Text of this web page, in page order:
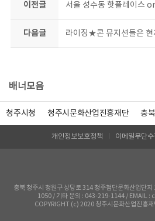
이전글
다음글 라이징★콘 뮤지션들은 현
배너모음
청주시청 청주시문화산업진흥재단 충
개인정보보호정책 이메일무단
충북 청주시 청원구 상당로 314 청주첨단문화산업단
1050 / 기타 문의 : 043-219-1144 /
COPYRIGHT (c) 2020 청주시문화산업진흥재